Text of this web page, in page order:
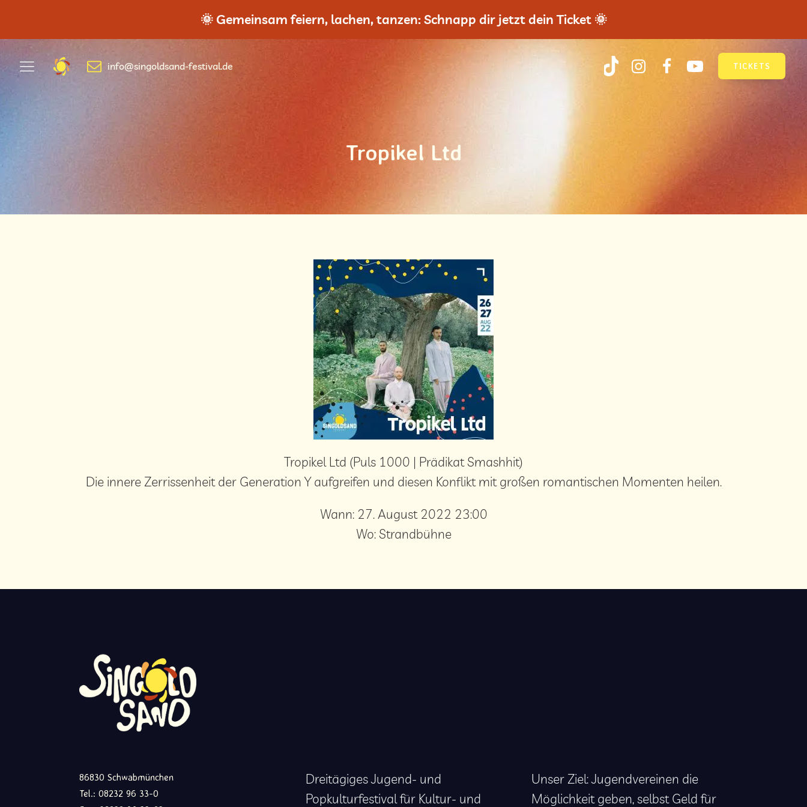
🌞 Gemeinsam feiern, lachen, tanzen: Schnapp dir jetzt dein Ticket 🌞
info@singoldsand-festival.de TICKETS
Tropikel Ltd
Tropikel Ltd (Puls 1000 | Prädikat Smashhit)
Die innere Zerrissenheit der Generation Y aufgreifen und diesen Konflikt mit großen romantischen Momenten heilen.
Wann: 27. August 2022 23:00
Wo:Strandbühne
86830 Schwabmünchen
Tel.: 08232 96 33-0
Dreitägiges Jugend- und
Popkulturfestival für Kultur- und
Unser Ziel: Jugendvereinen die
Möglichkeit geben, selbst Geld für